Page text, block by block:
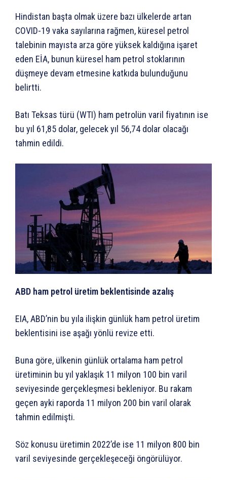
Hindistan başta olmak üzere bazı ülkelerde artan
COVID-19 vaka sayılarına rağmen, küresel petrol
talebinin mayısta arza göre yüksek kaldığına işaret
eden EİA, bunun küresel ham petrol stoklarının
düşmeye devam etmesine katkıda bulunduğunu
belirtti.
Batı Teksas türü (WTI) ham petrolün varil fiyatının ise
bu yıl 61,85 dolar, gelecek yıl 56,74 dolar olacağı
tahmin edildi.
ABD ham petrol üretim beklentisinde azalış
EIA, ABD’nin bu yıla ilişkin günlük ham petrol üretim
beklentisini ise aşağı yönlü revize etti.
Buna göre, ülkenin günlük ortalama ham petrol
üretiminin bu yıl yaklaşık 11 milyon 100 bin varil
seviyesinde gerçekleşmesi bekleniyor. Bu rakam
geçen ayki raporda 11 milyon 200 bin varil olarak
tahmin edilmişti.
Söz konusu üretimin 2022’de ise 11 milyon 800 bin
varil seviyesinde gerçekleşeceği öngörülüyor.